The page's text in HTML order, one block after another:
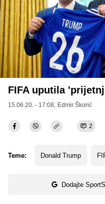
FIFA uputila
15.06.20. - 17:08, Edmir Škorić
2
Teme: Donald Trump
Dodajte